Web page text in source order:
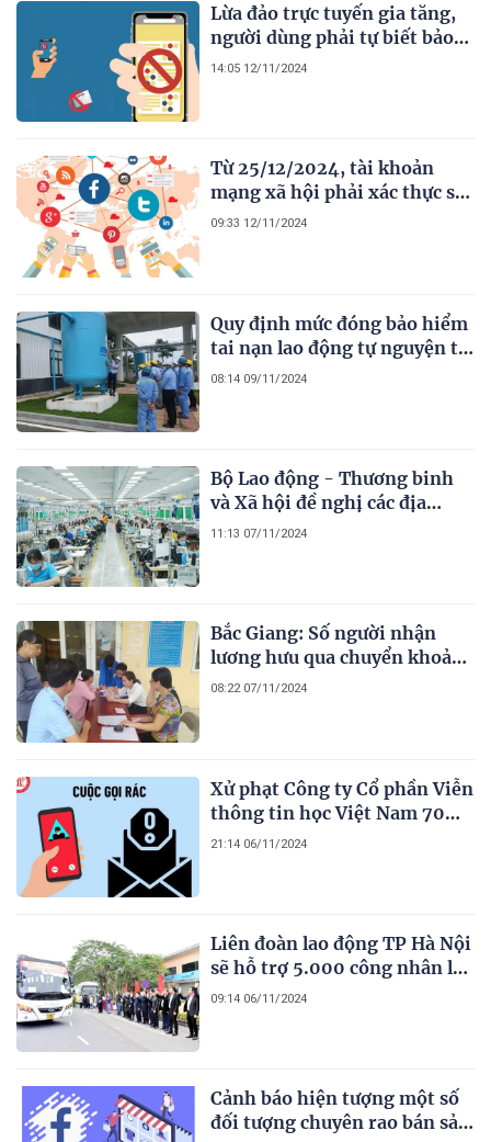
Lừa đảo trực tuyến gia tăng,
người dùng phải tự biết bảo
vệ mình
14:05 12/11/2024
Từ 25/12/2024, tài khoản
mạng xã hội phải xác thực số
điện thoại hoặc mã số định
09:33 12/11/2024
Quy định mức đóng bảo hiểm
tai nạn lao động tự nguyện từ
1/1/2025 là bao nhiêu ?
08:14 09/11/2024
Bộ Lao động - Thương binh
và Xã hội đề nghị các địa
phương sớm báo cáo thưởng
11:13 07/11/2024
Bắc Giang: Số người nhận
lương hưu qua chuyển khoản
đạt trên 85%
08:22 07/11/2024
Xử phạt Công ty Cổ phần Viễn
thông tin học Việt Nam 70
triệu đồng để phát sinh các
21:14 06/11/2024
Liên đoàn lao động TP Hà Nội
sẽ hỗ trợ 5.000 công nhân lao
động về quê đón Tết Ất Tỵ
09:14 06/11/2024
Cảnh báo hiện tượng một số
đối tượng chuyên rao bán sản